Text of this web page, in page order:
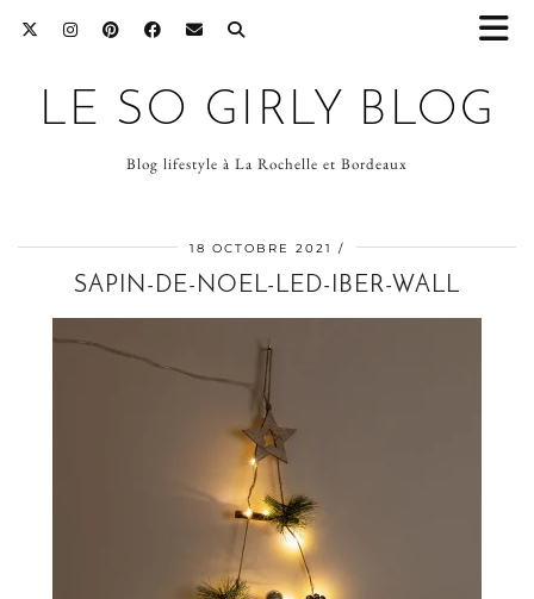
LE SO GIRLY BLOG
Blog lifestyle à La Rochelle et Bordeaux
18 OCTOBRE 2021
SAPIN-DE-NOEL-LED-IBER-WALL